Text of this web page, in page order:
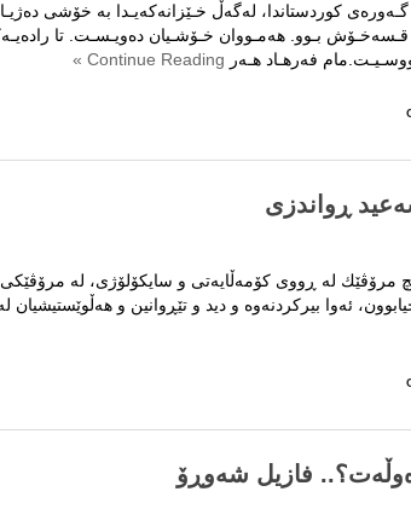
کوردستاندا، لەگەڵ خـێزانەکەیـدا بە خۆشی
بـوو. هەمـووان خـۆشـیان دەویـسـت. تا
فەرهـاد هـەر
ڕواندزی
مرۆڤێك له‌ ڕووی كۆمه‌ڵایه‌تی و سایكۆلۆژی، له‌
ئه‌وا بیركردنه‌وه‌ و دید و تێڕوانین و هه‌ڵوێستیشیان